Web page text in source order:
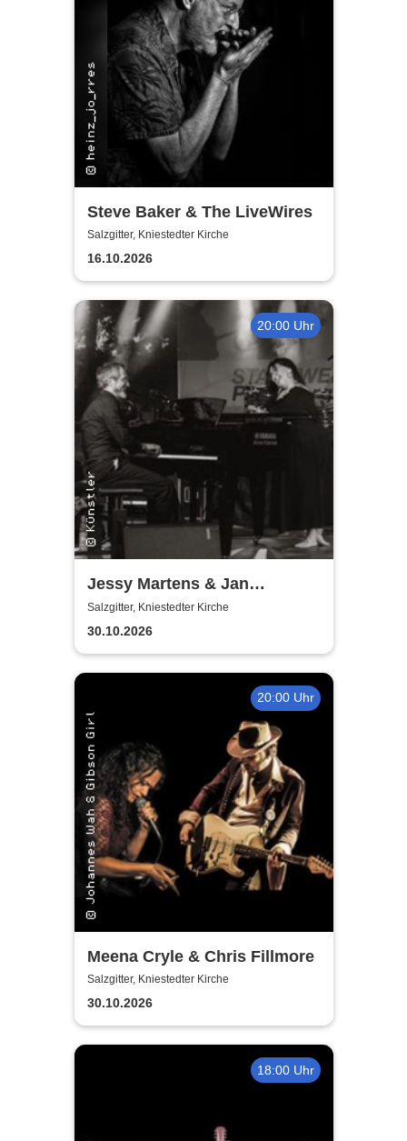
Steve Baker & The LiveWires
Salzgitter, Kniestedter Kirche
16.10.2026
20:00 Uhr
Jessy Martens & Jan
Fischer's Blues Support
Salzgitter, Kniestedter Kirche
30.10.2026
20:00 Uhr
Meena Cryle & Chris Fillmore
Salzgitter, Kniestedter Kirche
30.10.2026
18:00 Uhr